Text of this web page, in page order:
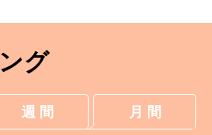
グ
週 間 月 間